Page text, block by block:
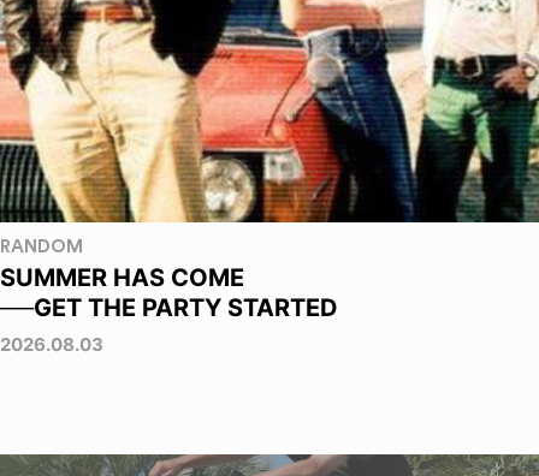
RANDOM
SUMMER HAS COME
──GET THE PARTY STARTED
2026.08.03